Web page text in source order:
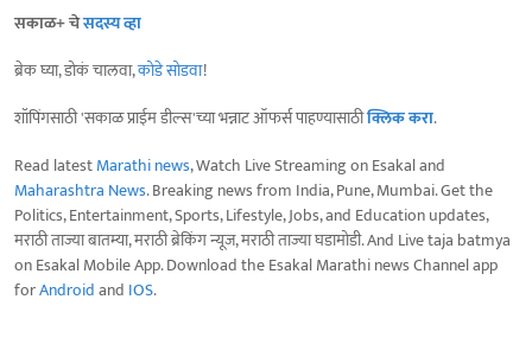
सकाळ+ चेसदस्य व्हा
ब्रेक घ्या, डोकं चालवा,कोडे सोडवा!
शॉपिंगसाठी 'सकाळ प्राईम डील्स'च्या भन्नाट ऑफर्स पाहण्यासाठीक्लिक करा.
Read latestMarathi news, Watch Live Streaming on Esakal and
Maharashtra News. Breaking news from India, Pune, Mumbai. Get the
Politics, Entertainment, Sports, Lifestyle, Jobs, and Education updates,
मराठी ताज्या बातम्या, मराठी ब्रेकिंग न्यूज, मराठी ताज्या घडामोडी. And Live taja batmya
on Esakal Mobile App. Download the Esakal Marathi news Channel app
forAndroidand IOS.